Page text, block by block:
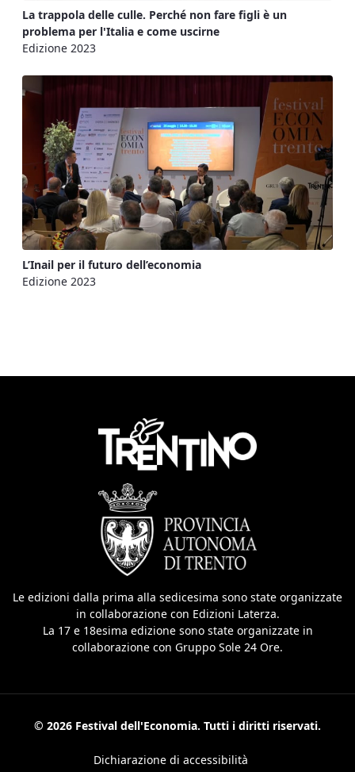
La trappola delle culle. Perché non fare figli è un
problema per l'Italia e come uscirne
Edizione 2023
L’Inail per il futuro dell’economia
Edizione 2023
Le edizioni dalla prima alla sedicesima sono state organizzate
in collaborazione con Edizioni Laterza.
La 17 e 18esima edizione sono state organizzate in
collaborazione con Gruppo Sole 24 Ore.
© 2026 Festival dell'Economia. Tutti i diritti riservati.
Dichiarazione di accessibilità